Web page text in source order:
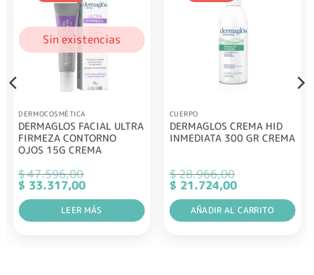
Sin existencias
DERMOCOSMÉTICA
DERMAGLOS FACIAL ULTRA
FIRMEZA CONTORNO
OJOS 15G CREMA
$47.596,00
El
precio
original
era:
$ 47.596,00.
$ 33.317,00El
precio
actual
es:
$ 33.317,00.
LEER MÁS
CUERPO
DERMAGLOS CREMA HID
INMEDIATA 300 GR CREMA
$28.966,00
El
precio
original
era:
$ 28.966,00.
$ 21.724,00El
precio
actual
es:
$ 21.724,00.
AÑADIR AL CARRITO